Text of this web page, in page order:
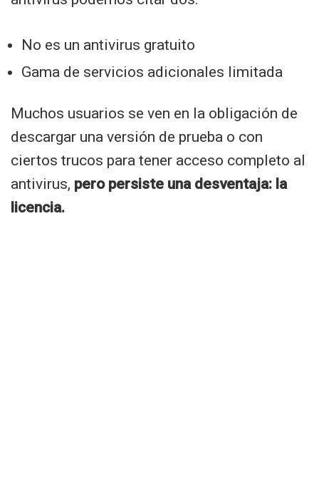
No es un antivirus gratuito
Gama de servicios adicionales limitada
Muchos usuarios se ven en la obligación de
descargar una versión de prueba o con
ciertos trucos para tener acceso completo al
antivirus, pero persiste una desventaja: la
licencia.